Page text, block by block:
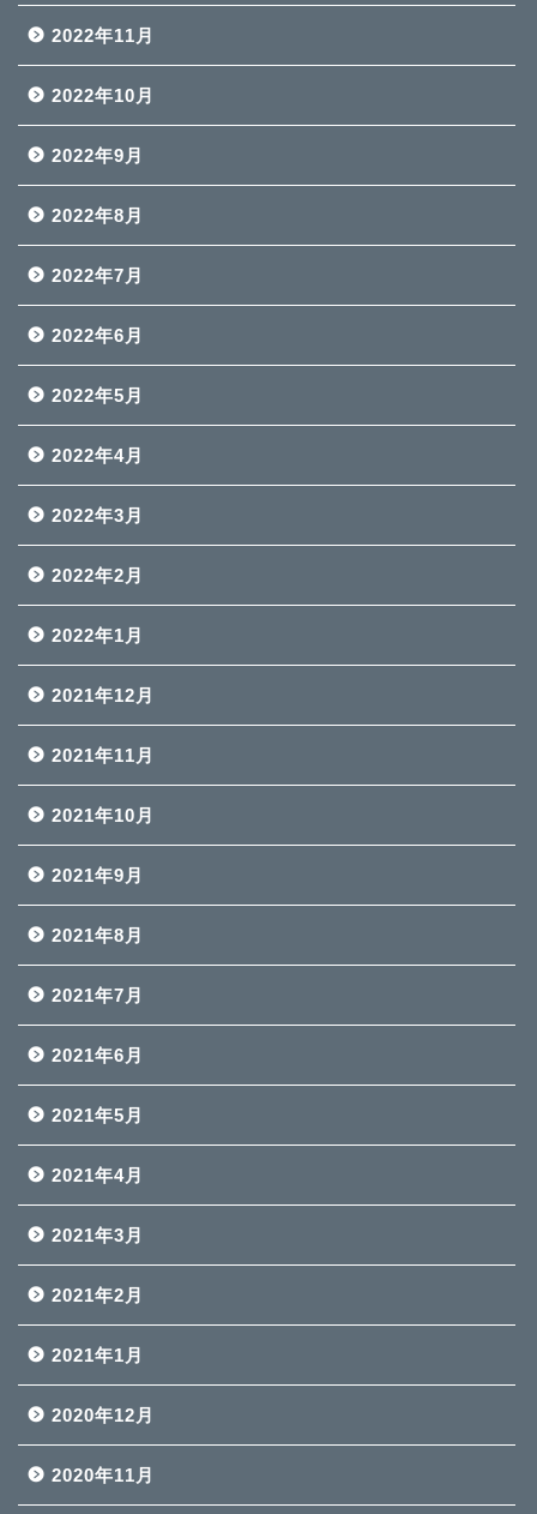
2022年11月
2022年10月
2022年9月
2022年8月
2022年7月
2022年6月
2022年5月
2022年4月
2022年3月
2022年2月
2022年1月
2021年12月
2021年11月
2021年10月
2021年9月
2021年8月
2021年7月
2021年6月
2021年5月
2021年4月
2021年3月
2021年2月
2021年1月
2020年12月
2020年11月